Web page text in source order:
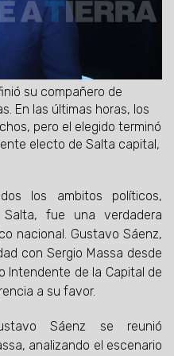
su compañero de
En las últimas horas, los
pero el elegido terminó
electo de Salta capital,
los ambitos políticos,
fue una verdadera
nacional. Gustavo Sáenz,
con Sergio Massa desde
Intendente de la Capital de
a su favor.
Sáenz se reunió
analizando el escenario